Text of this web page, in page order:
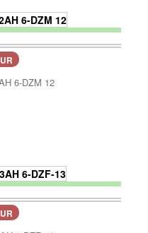
6-DZM 12